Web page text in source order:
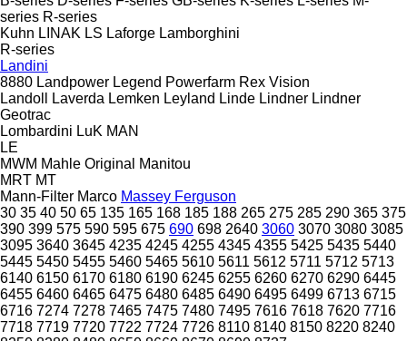
series R-series
Kuhn LINAK LS Laforge Lamborghini
R-series
Landini
8880 Landpower Legend Powerfarm Rex Vision
Landoll
Laverda Lemken Leyland Linde Lindner Lindner
Geotrac
Lombardini LuK MAN
LE
MWM Mahle Original
Manitou
MRT MT
Mann-Filter Marco Massey Ferguson
30 35 40 50 65 135 165 168 185 188 265 275 285 290 365 375
390 399 575 590 595 675 690 698 2640 3060 3070 3080 3085
3095 3640 3645 4235 4245 4255 4345 4355 5425 5435 5440
5445 5450 5455 5460 5465 5610 5611 5612 5711 5712 5713
6140 6150 6170 6180 6190 6245 6255 6260 6270 6290 6445
6455 6460 6465 6475 6480 6485 6490 6495 6499 6713 6715
6716 7274 7278 7465 7475 7480 7495 7616 7618 7620 7716
7718 7719 7720 7722 7724 7726 8110 8140 8150 8220 8240